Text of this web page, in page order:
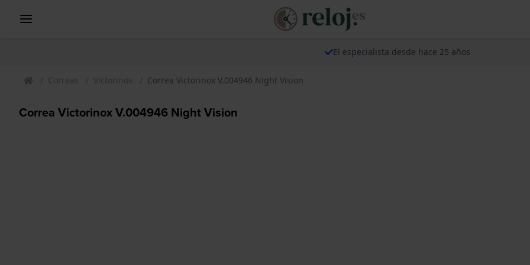
El especialista desde hace 25 años
Correas Victorinox Correa Victorinox V.004946 Night Vision
Correa Victorinox V.004946 Night Vision